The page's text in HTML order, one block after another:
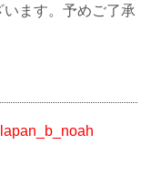
ます。予めご了承